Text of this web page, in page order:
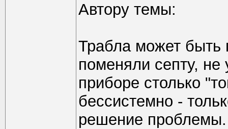
Автору темы:
Трабла может быть
поменяли септу, не
приборе столько
бессистемно -
решение проблемы.